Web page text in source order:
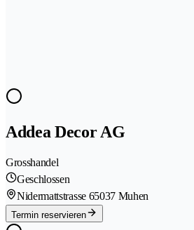
Addea Decor AG
Grosshandel
Geschlossen
Nidermattstrasse 65037 Muhen
Termin reservieren